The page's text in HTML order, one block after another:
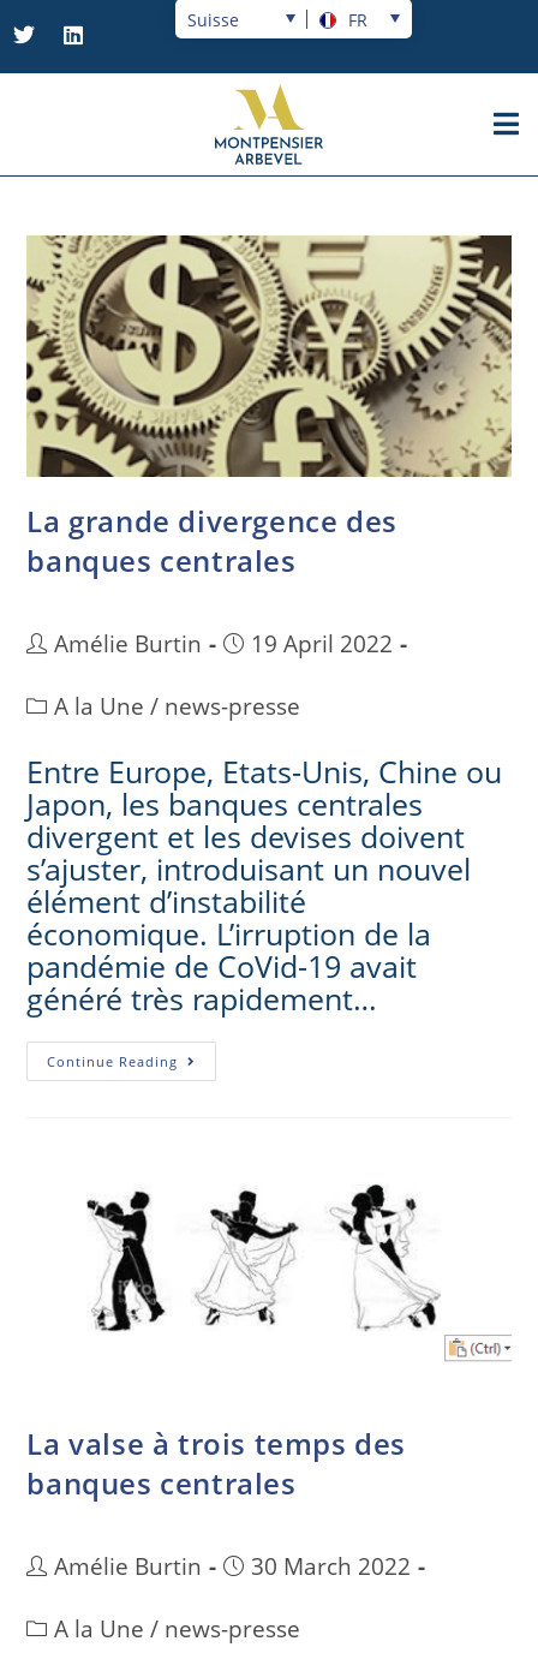
Suisse FR
La grande divergence des
banques centrales
Amélie Burtin
19 April 2022
A la Une / news-presse
Entre Europe, Etats-Unis, Chine ou
Japon, les banques centrales
divergent et les devises doivent
s’ajuster, introduisant un nouvel
élément d’instabilité
économique. L’irruption de la
pandémie de CoVid-19 avait
généré très rapidement…
Continue Reading
La valse à trois temps des
banques centrales
Amélie Burtin
30 March 2022
A la Une / news-presse